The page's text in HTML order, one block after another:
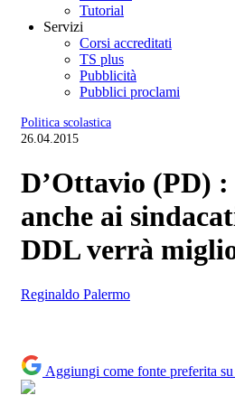
Tutorial
Servizi
Corsi accreditati
TS plus
Pubblicità
Pubblici proclami
Politica scolastica
26.04.2015
D’Ottavio (PD)
anche ai
DDL verrà
Reginaldo Palermo
Aggiungi come fonte preferita